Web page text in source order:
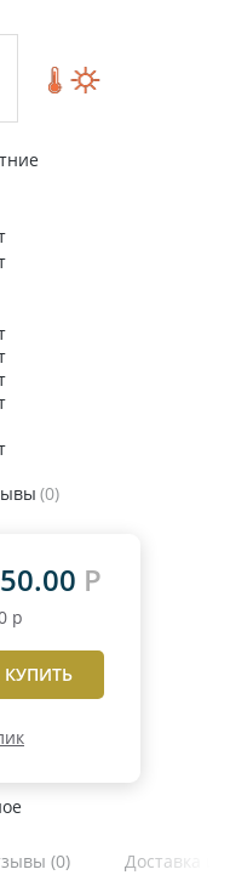
(0)
Р
р
КУПИТЬ
(0) Доставка и